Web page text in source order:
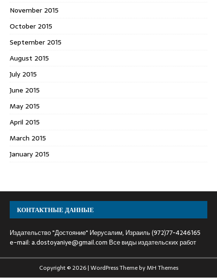
November 2015
October 2015
September 2015
August 2015
July 2015
June 2015
May 2015
April 2015
March 2015
January 2015
КОНТАКТНЫЕ ДАННЫЕ
Издательство "Достояние" Иерусалим, Израиль (972)77-4246165
e-mail:a.dostoyaniye@gmail.com Все виды издательских работ
Copyright © 2026 | WordPress Theme byMH Themes